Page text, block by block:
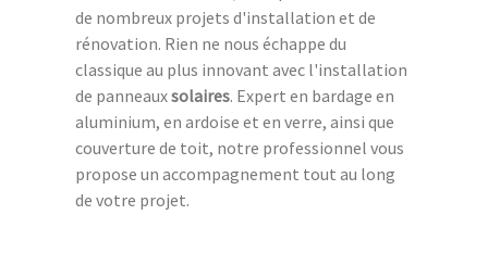
de nombreux projets d'installation et de
rénovation. Rien ne nous échappe du
classique au plus innovant avec l'installation
de panneauxsolaires. Expert en bardage en
aluminium, en ardoise et en verre, ainsi que
couverture de toit, notre professionnel vous
propose un accompagnement tout au long
de votre projet.